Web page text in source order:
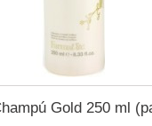
Gold 250 ml